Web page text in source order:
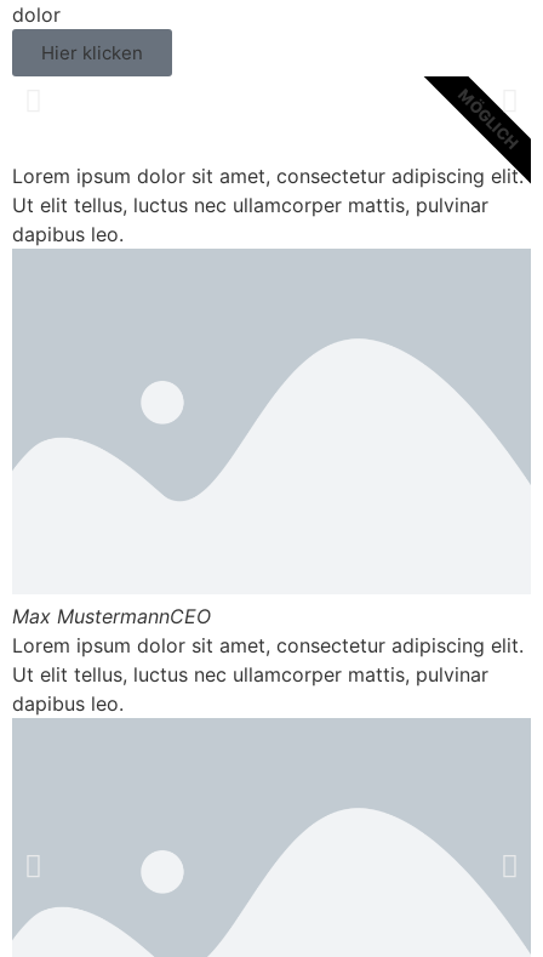
dolor
Hier klicken
MÖGLICH
Lorem ipsum dolor sit amet, consectetur adipiscing elit.
Ut elit tellus, luctus nec ullamcorper mattis, pulvinar
dapibus leo.
Max MustermannCEO
Lorem ipsum dolor sit amet, consectetur adipiscing elit.
Ut elit tellus, luctus nec ullamcorper mattis, pulvinar
dapibus leo.